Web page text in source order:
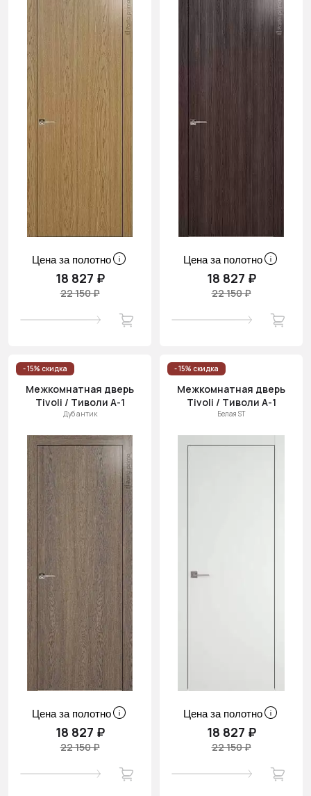
Цена за полотно
18 827 ₽
22 150 ₽
Цена за полотно
18 827 ₽
22 150 ₽
- 15% скидка
Межкомнатная дверь
Tivoli / Тиволи А-1
Дуб антик
Цена за полотно
18 827 ₽
22 150 ₽
- 15% скидка
Межкомнатная дверь
Tivoli / Тиволи А-1
Белая ST
Цена за полотно
18 827 ₽
22 150 ₽